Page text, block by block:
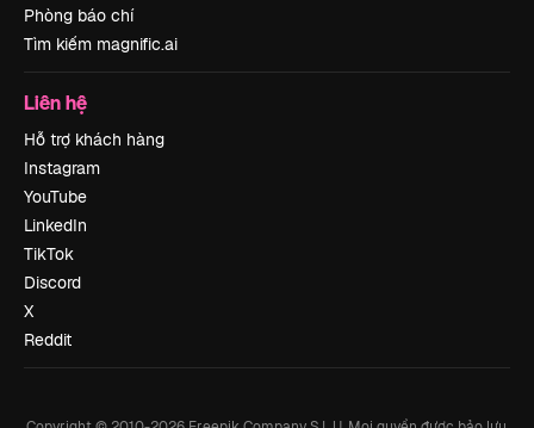
Phòng báo chí
Tìm kiếm magnific.ai
Liên hệ
Hỗ trợ khách hàng
Instagram
YouTube
LinkedIn
TikTok
Discord
X
Reddit